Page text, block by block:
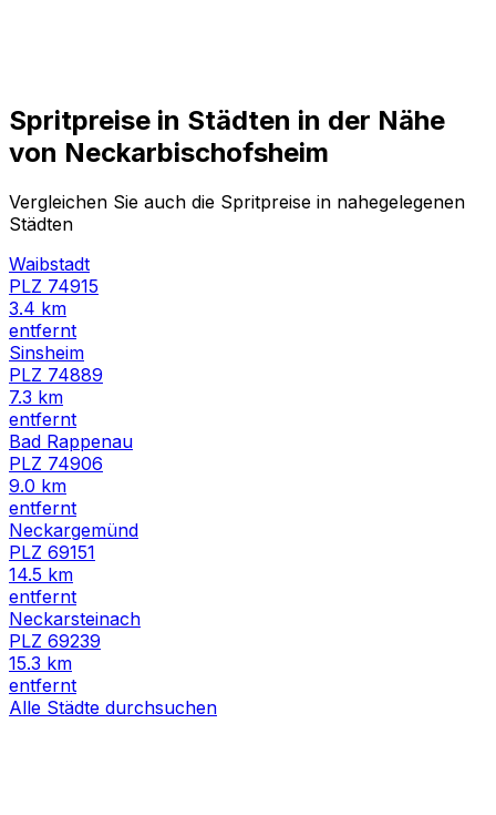
Spritpreise in Städten in der Nähe
von Neckarbischofsheim
Vergleichen Sie auch die Spritpreise in nahegelegenen
Städten
Waibstadt
PLZ 74915
3.4 km
entfernt
Sinsheim
PLZ 74889
7.3 km
entfernt
Bad Rappenau
PLZ 74906
9.0 km
entfernt
Neckargemünd
PLZ 69151
14.5 km
entfernt
Neckarsteinach
PLZ 69239
15.3 km
entfernt
Alle Städte durchsuchen